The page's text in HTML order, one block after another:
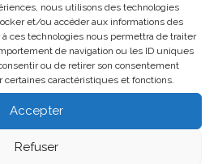
nous utilisons des technologies
et/ou accéder aux informations des
ces technologies nous permettra de traiter
de navigation ou les ID uniques
ou de retirer son consentement
caractéristiques et fonctions.
Accepter
Refuser